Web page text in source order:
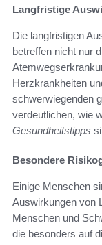
Langfristige
Die langfristigen
betreffen nicht nur
Herzkrankheiten
schwerwiegenden
verdeutlichen, wie
Gesundheitstipps
Besondere
Einige Menschen
Auswirkungen von
Menschen und
die besonders auf